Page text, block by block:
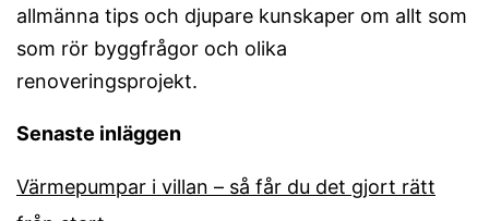
allmänna tips och djupare kunskaper om allt som
som rör byggfrågor och olika
renoveringsprojekt.
Senaste inläggen
Värmepumpar i villan – så får du det gjort rätt